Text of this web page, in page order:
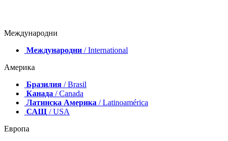
Международни
Международни / International
Америка
Бразилия / Brasil
Канада / Canada
Латинска Америка / Latinoamérica
САЩ / USA
Европа